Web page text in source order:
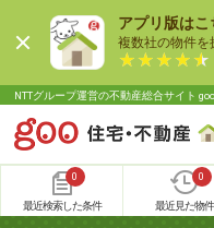
アプリ版はこ
複数社の物件を
NTTグループ運営の不動産総合サイト
0
最近検索した条件
0
最近見た物件